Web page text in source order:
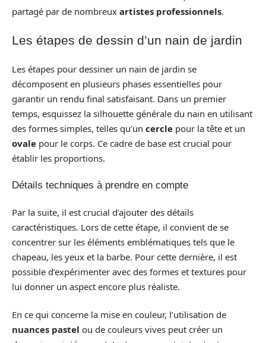
partagé par de nombreux artistes professionnels.
Les étapes de dessin d’un nain de jardin
Les étapes pour dessiner un nain de jardin se
décomposent en plusieurs phases essentielles pour
garantir un rendu final satisfaisant. Dans un premier
temps, esquissez la silhouette générale du nain en utilisant
des formes simples, telles qu’un cercle pour la tête et un
ovale pour le corps. Ce cadre de base est crucial pour
établir les proportions.
Détails techniques à prendre en compte
Par la suite, il est crucial d’ajouter des détails
caractéristiques. Lors de cette étape, il convient de se
concentrer sur les éléments emblématiques tels que le
chapeau, les yeux et la barbe. Pour cette dernière, il est
possible d’expérimenter avec des formes et textures pour
lui donner un aspect encore plus réaliste.
En ce qui concerne la mise en couleur, l’utilisation de
nuances pastel ou de couleurs vives peut créer un